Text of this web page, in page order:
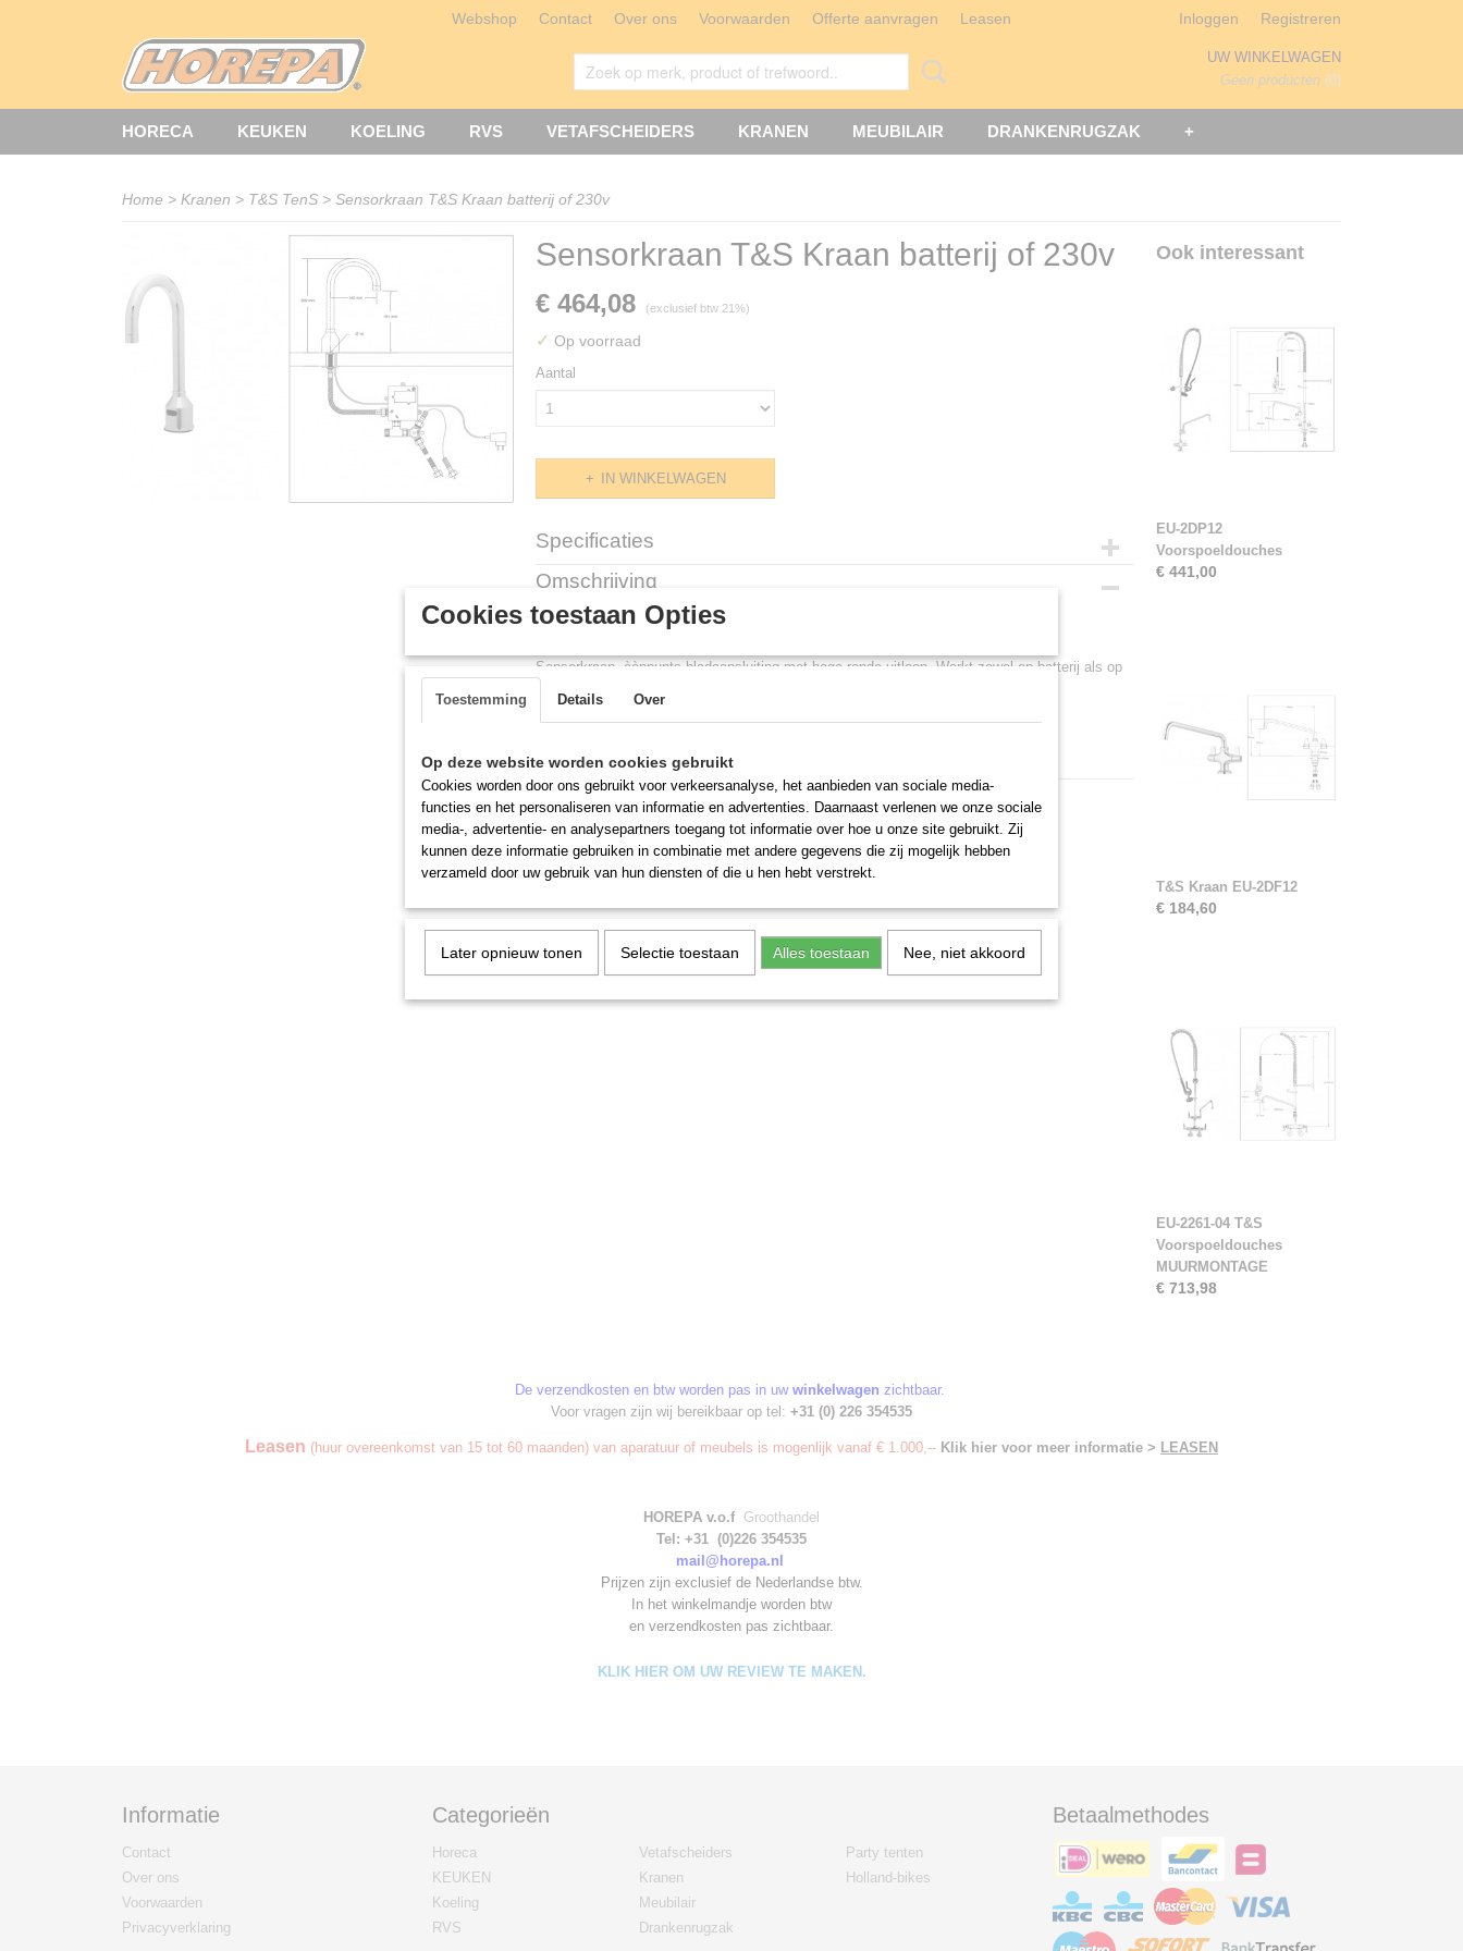
Webshop Contact Over ons Voorwaarden Offerte aanvragen Leasen Inloggen Registreren
UW WINKELWAGEN
Geen producten (0)
HORECA KEUKEN KOELING RVS VETAFSCHEIDERS KRANEN MEUBILAIR DRANKENRUGZAK +
Home > Kranen > T&S TenS > Sensorkraan T&S Kraan batterij of 230v
Sensorkraan T&S Kraan batterij of 230v
€ 464,08 (exclusief btw 21%)
✓ Op voorraad
Aantal
IN WINKELWAGEN
Specificaties
Productcode
Omschrijving
Sensorkraan T&S Kraan batterij of 230v
Sensorkraan, èènpunts bladaansluiting met hoge ronde uitloop. Werkt zowel op batterij als op
PDF bestand en tekening van deze kraan [KLIK HIER]
Ook interessant
EU-2DP12
Voorspoeldouches
€ 441,00
T&S Kraan EU-2DF12
€ 184,60
EU-2261-04 T&S
Voorspoeldouches
MUURMONTAGE
€ 713,98
De verzendkosten en btw worden pas in uw winkelwagen zichtbaar.
Voor vragen zijn wij bereikbaar op tel: +31 (0) 226 354535
Leasen (huur overeenkomst van 15 tot 60 maanden) van aparatuur of meubels is mogenlijk vanaf € 1.000,-- Klik hier voor meer informatie > LEASEN
HOREPA v.o.f Groothandel
Tel: +31 (0)226 354535
mail@horepa.nl
Prijzen zijn exclusief de Nederlandse btw.
In het winkelmandje worden btw
en verzendkosten pas zichtbaar.
KLIK HIER OM UW REVIEW TE MAKEN.
Informatie
Contact
Over ons
Voorwaarden
Privacyverklaring
Categorieën
Horeca
KEUKEN
Koeling
RVS
Vetafscheiders
Kranen
Meubilair
Drankenrugzak
Party tenten
Holland-bikes
Betaalmethodes
Cookies toestaan Opties
Toestemming Details Over
Op deze website worden cookies gebruikt
Cookies worden door ons gebruikt voor verkeersanalyse, het aanbieden van sociale media-
functies en het personaliseren van informatie en advertenties. Daarnaast verlenen we onze sociale
media-, advertentie- en analysepartners toegang tot informatie over hoe u onze site gebruikt. Zij
kunnen deze informatie gebruiken in combinatie met andere gegevens die zij mogelijk hebben
verzameld door uw gebruik van hun diensten of die u hen hebt verstrekt.
Later opnieuw tonen Selectie toestaan Alles toestaan Nee, niet akkoord